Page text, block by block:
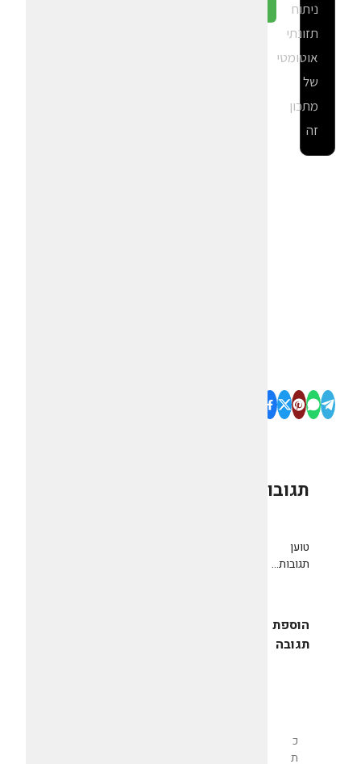
ניתוח
תזונתי
אוטומטי
של
מתכון
זה
תגובות
טוען
תגובות...
הוספת
תגובה